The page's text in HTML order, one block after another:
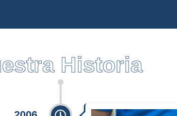
Historia